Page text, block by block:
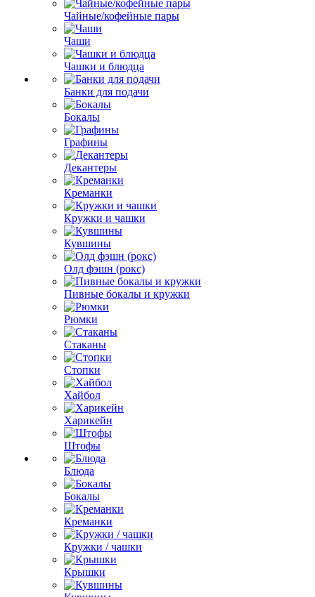
Чайные/кофейные пары
Чаши
Чашки и блюдца
Банки для подачи
Бокалы
Графины
Декантеры
Креманки
Кружки и чашки
Кувшины
Олд фэшн (рокс)
Пивные бокалы и кружки
Рюмки
Стаканы
Стопки
Хайбол
Харикейн
Штофы
Блюда
Бокалы
Креманки
Кружки / чашки
Крышки